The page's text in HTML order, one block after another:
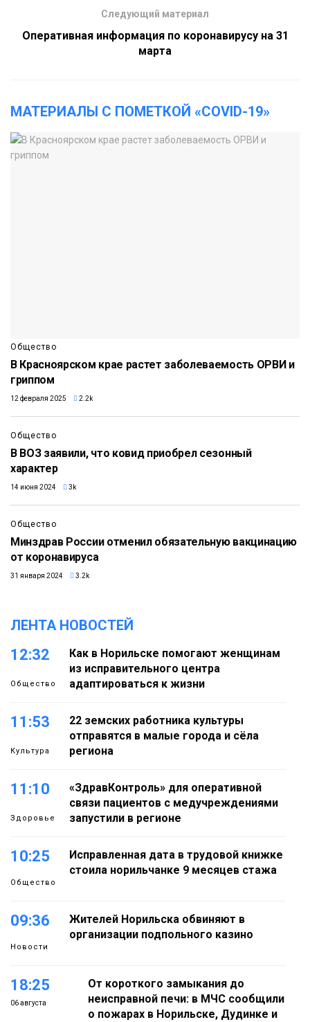
Следующий материал
Оперативная информация по коронавирусу на 31
марта
МАТЕРИАЛЫ С ПОМЕТКОЙ «COVID-19»
Общество
В Красноярском крае растет заболеваемость ОРВИ и
гриппом
12 февраля 2025 2.2k
Общество
В ВОЗ заявили, что ковид приобрел сезонный
характер
14 июня 2024 3k
Общество
Минздрав России отменил обязательную вакцинацию
от коронавируса
31 января 2024 3.2k
ЛЕНТА НОВОСТЕЙ
12:32
Общество
Как в Норильске помогают женщинам
из исправительного центра
адаптироваться к жизни
11:53
Культура
22 земских работника культуры
отправятся в малые города и сёла
региона
11:10
Здоровье
«ЗдравКонтроль» для оперативной
связи пациентов с медучреждениями
запустили в регионе
10:25
Общество
Исправленная дата в трудовой книжке
стоила норильчанке 9 месяцев стажа
09:36
Новости
Жителей Норильска обвиняют в
организации подпольного казино
18:25
06 августа
От короткого замыкания до
неисправной печи: в МЧС сообщили
о пожарах в Норильске, Дудинке и